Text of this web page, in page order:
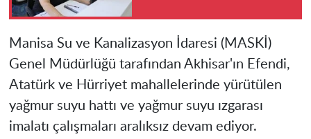
Manisa Su ve Kanalizasyon İdaresi (MASKİ)
Genel Müdürlüğü tarafından Akhisar'ın Efendi,
Atatürk ve Hürriyet mahallelerinde yürütülen
yağmur suyu hattı ve yağmur suyu ızgarası
imalatı çalışmaları aralıksız devam ediyor.